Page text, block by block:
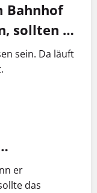
Bahnhof
sollten …
sein. Da läuft
er
das